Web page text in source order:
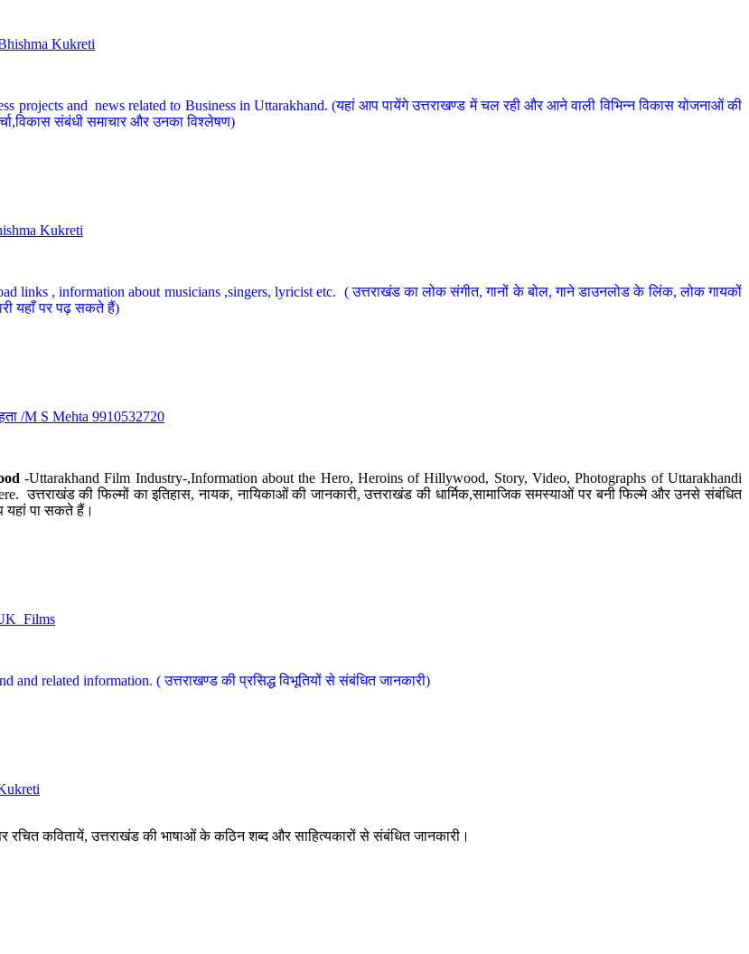
Kukreti
projects and news related to Business in Uttarakhand. (यहां आप पायेंगे उत्तराखण्ड में चल रही और आने वाली विभिन्न विकास योजनाओं की
संबंधी समाचार और उनका विश्लेषण)
Kukreti
links , information about musicians ,singers, lyricist etc. ( उत्तराखंड का लोक संगीत, गानों के बोल, गाने डाउनलोड के लिंक, लोक गायकों
यहाँ पर पढ़ सकते हैं)
/M S Mehta 9910532720
-Uttarakhand Film Industry-,Information about the Hero, Heroins of Hillywood, Story, Video, Photographs of Uttarakhandi
उत्तराखंड की फिल्मों का इतिहास, नायक, नायिकाओं की जानकारी, उत्तराखंड की धार्मिक,सामाजिक समस्याओं पर बनी फिल्मे और उनसे संबंधित
यहां पा सकते हैं।
related information. ( उत्तराखण्ड की प्रसिद्ध विभूतियों से संबंधित जानकारी)
कवितायें, उत्तराखंड की भाषाओं के कठिन शब्द और साहित्यकारों से संबंधित जानकारी।